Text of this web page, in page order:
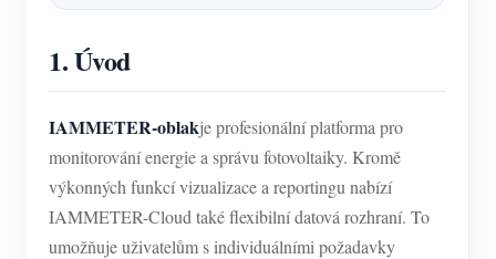
1. Úvod
IAMMETER-oblakje profesionální platforma pro
monitorování energie a správu fotovoltaiky. Kromě
výkonných funkcí vizualizace a reportingu nabízí
IAMMETER-Cloud také flexibilní datová rozhraní. To
umožňuje uživatelům s individuálními požadavky